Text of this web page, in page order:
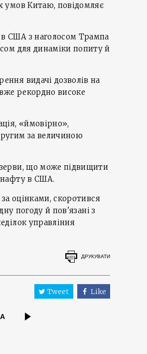
умов Китаю, повідомляє
США з наголосом Трампа
для динаміки попиту й
видачі дозволів на
рекордно високе
«ймовірно»,
за величиною
що може підвищити
нафту в США.
оцінками, скоротився
погоду й пов'язані з
управління
ДРУКУВАТИ
Tweet Like